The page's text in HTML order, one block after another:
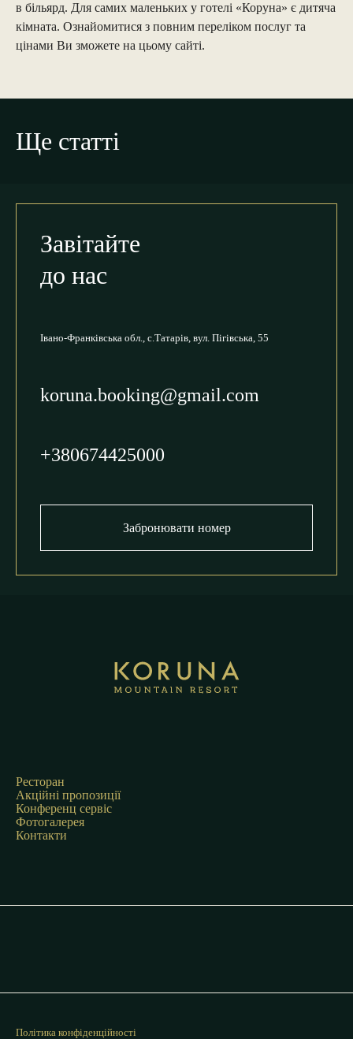
в більярд. Для самих маленьких у готелі «Коруна» є дитяча
кімната. Ознайомитися з повним переліком послуг та
цінами Ви зможете на цьому сайті.
Ще статті
Завітайте
до нас
Івано-Франківська обл., с.Татарів, вул. Пігівська, 55
koruna.booking@gmail.com
+380674425000
Забронювати номер
Ресторан
Акційні пропозиції
Конференц сервіс
Фотогалерея
Контакти
Політика конфіденційності